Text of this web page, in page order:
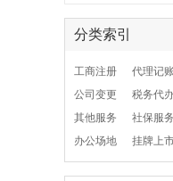
分类索引
工商注册 代理记账
公司变更
税务代
其他服务
社保服务
办公场地
挂牌上